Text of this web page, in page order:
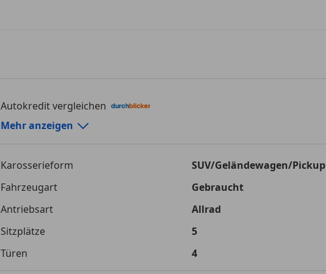
Autokredit vergleichen
Autokredit-Rechner von durchblicker.at
Autokredit vergleichen
Zu zahlender Gesamtbetrag
€ 105 661,-
Mehr anzeigen
Karosserieform
SUV/Geländewagen/Pickup
Fahrzeugart
Gebraucht
Antriebsart
Allrad
Sitzplätze
5
Türen
4